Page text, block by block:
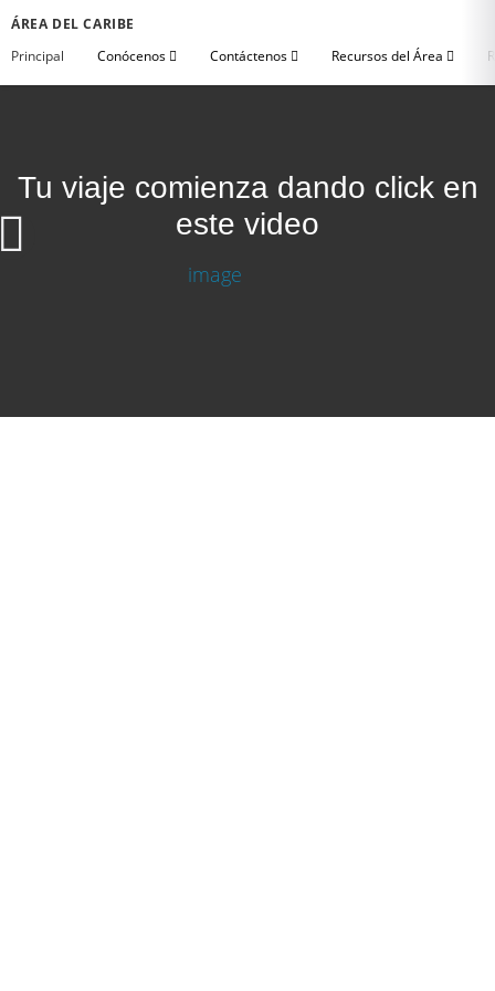
ÁREA DEL CARIBE
Principal
Conócenos Contáctenos Recursos del Área
Tu viaje comienza dando click en
este video